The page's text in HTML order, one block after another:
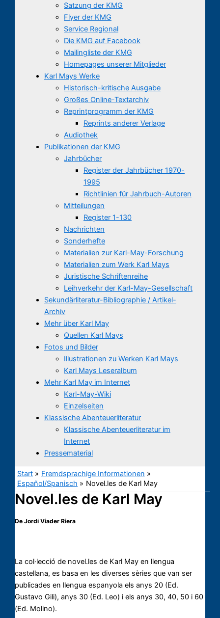
Satzung der KMG
Flyer der KMG
Service Regional
Die KMG auf Facebook
Mailingliste der KMG
Homepages unserer Mitglieder
Karl Mays Werke
Historisch-kritische Ausgabe
Großes Online-Textarchiv
Reprintprogramm der KMG
Reprints anderer Verlage
Audiothek
Publikationen der KMG
Jahrbücher
Register der Jahrbücher 1970-
1995
Richtlinien für Jahrbuch-Autoren
Mitteilungen
Register 1-130
Nachrichten
Sonderhefte
Materialien zur Karl-May-Forschung
Materialien zum Werk Karl Mays
Juristische Schriftenreihe
Leihverkehr der Karl-May-Gesellschaft
Sekundärliteratur-Bibliographie / Artikel-
Archiv
Mehr über Karl May
Quellen Karl Mays
Fotos und Bilder
Illustrationen zu Werken Karl Mays
Karl Mays Leseralbum
Mehr Karl May im Internet
Karl-May-Wiki
Einzelseiten
Klassische Abenteuerliteratur
Klassische Abenteuerliteratur im
Internet
Pressematerial
Start
Fremdsprachige Informationen
Español/Spanisch
Novel.les de Karl May
Novel.les de Karl May
De Jordi Viader Riera
La col·lecció de novel.les de Karl May en llengua
castellana, es basa en les diverses sèries que van ser
publicades en llengua espanyola els anys 20 (Ed.
Gustavo Gili), anys 30 (Ed. Leo) i els anys 30, 40, 50 i 60
(Ed. Molino).